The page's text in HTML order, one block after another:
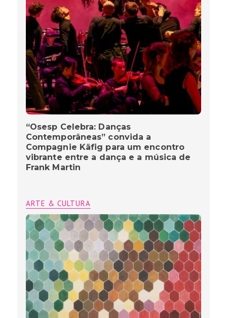
“Osesp Celebra: Danças
Contemporâneas” convida a
Compagnie Käfig para um encontro
vibrante entre a dança e a música de
Frank Martin
ARTE & CULTURA